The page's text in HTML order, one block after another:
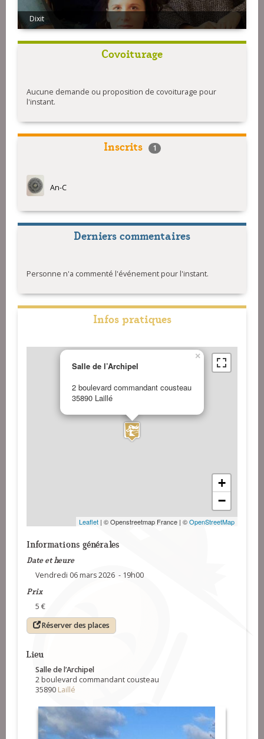
Dixit
Covoiturage
Aucune demande ou proposition de covoiturage pour
l'instant.
Inscrits 1
An-C
Derniers commentaires
Personne n'a commenté l'événement pour l'instant.
Infos pratiques
Salle de l’Archipel
2 boulevard commandant cousteau
35890 Laillé
×
+
−
Leaflet | © Openstreetmap France | ©OpenStreetMap
Informations générales
Date et heure
Vendredi 06 mars 2026 - 19h00
Prix
5 €
Réserver des places
Lieu
Salle de l’Archipel
2 boulevard commandant cousteau
35890 Laillé